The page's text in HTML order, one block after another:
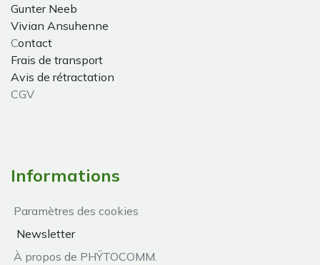
Gunter Neeb
Vivian Ansuhenne
Contact
Frais de transport
Avis de rétractation
CGV
Informations
Paramètres des cookies
Newsletter
À propos de PHŸTOCOMM.